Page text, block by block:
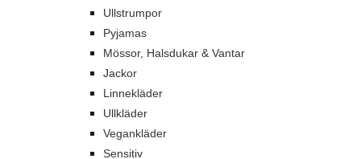
Ullstrumpor
Pyjamas
Mössor, Halsdukar & Vantar
Jackor
Linnekläder
Ullkläder
Vegankläder
Sensitiv